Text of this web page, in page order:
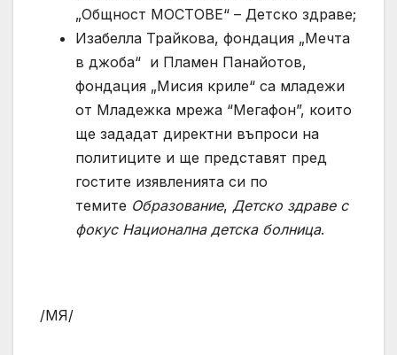
„Общност МОСТОВЕ“ – Детско здраве;
Изабелла Трайкова, фондация „Мечта
в джоба“ и Пламен Панайотов,
фондация „Мисия криле“ са младежи
от Младежка мрежа “Мегафон”, които
ще зададат директни въпроси на
политицитe и ще представят пред
гостите изявленията си по
темите Образование, Детско здраве с
фокус Национална детска болница.
/МЯ/